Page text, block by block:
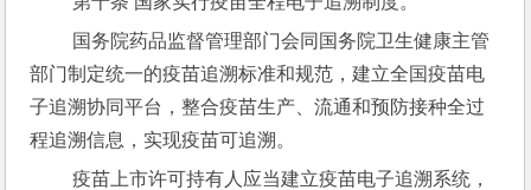
部门制定统一的疫苗追溯标准和规范，建立全国疫苗电
子追溯协同平台，整合疫苗生产、流通和预防接种全过
程追溯信息，实现疫苗可追溯。
疫苗上市许可持有人应当建立疫苗电子追溯系统，